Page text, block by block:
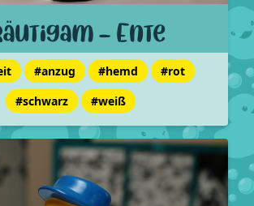
- Ente
#anzug #hemd
#rot
#schwarz
#weiß